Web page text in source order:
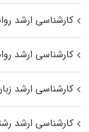
کارشناسی ارشد
کارشناسی ارشد
کارشناسی ارشد
کارشناسی ارشد